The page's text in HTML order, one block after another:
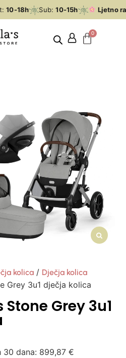
10-18h Sub:10-15h Ljetno
kolica / Dječja kolica
Grey 3u1 dječja kolica
Grey 3u1
30 dana: 899,87€